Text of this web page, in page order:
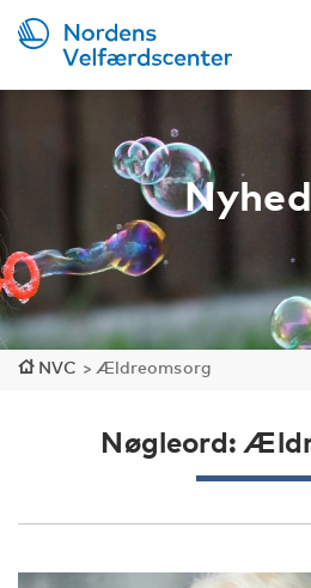
NVC > Ældreomsorg
Nøgleord: